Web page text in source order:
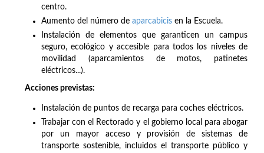
centro.
Aumento del número de aparcabicis en la Escuela.
Instalación de elementos que garanticen un campus
seguro, ecológico y accesible para todos los niveles de
movilidad (aparcamientos de motos, patinetes
eléctricos...).
Acciones previstas:
Instalación de puntos de recarga para coches eléctricos.
Trabajar con el Rectorado y el gobierno local para abogar
por un mayor acceso y provisión de sistemas de
transporte sostenible, incluidos el transporte público y